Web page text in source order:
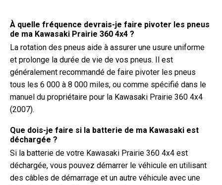
À quelle fréquence devrais-je faire pivoter les pneus
de ma Kawasaki Prairie 360 4x4 ?
La rotation des pneus aide à assurer une usure uniforme
et prolonge la durée de vie de vos pneus. Il est
généralement recommandé de faire pivoter les pneus
tous les 6 000 à 8 000 miles, ou comme spécifié dans le
manuel du propriétaire pour la Kawasaki Prairie 360 4x4
(2007).
Que dois-je faire si la batterie de ma Kawasaki est
déchargée ?
Si la batterie de votre Kawasaki Prairie 360 4x4 est
déchargée, vous pouvez démarrer le véhicule en utilisant
des câbles de démarrage et un autre véhicule avec une